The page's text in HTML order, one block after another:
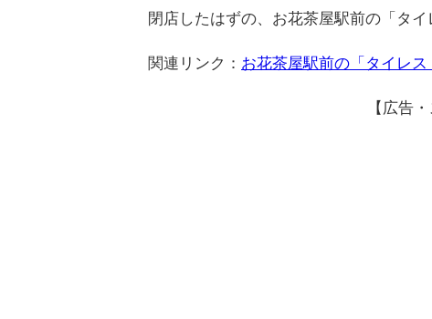
閉店したはずの、お花茶屋駅前の「タ
関連リンク： お花茶屋駅前の「タイレ
【広告